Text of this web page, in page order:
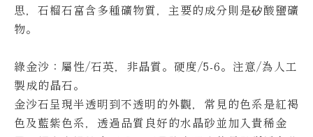
思，石榴石富含多種礦物質，主要的成分則是矽酸鹽礦
物。
綠金沙：屬性/石英，非晶質。硬度/5-6。 注意/為人工
製成的晶石。
金沙石呈現半透明到不透明的外觀，常見的色系是紅褐
色及藍紫色系，透過品質良好的水晶砂並加入貴稀金